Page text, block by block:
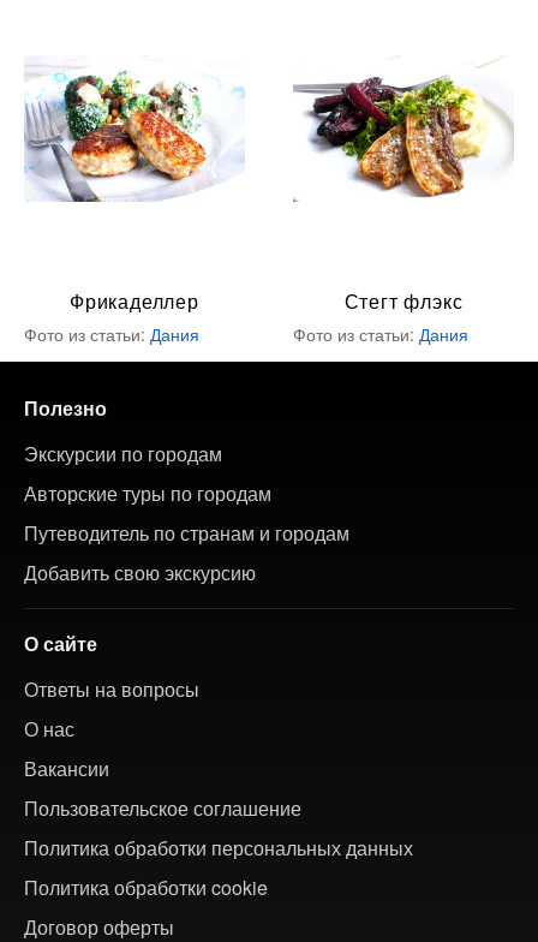
Фрикаделлер
Фото из статьи: Дания
Стегт флэкс
Фото из статьи: Дания
Полезно
Экскурсии по городам
Авторские туры по городам
Путеводитель по странам и городам
Добавить свою экскурсию
О сайте
Ответы на вопросы
О нас
Вакансии
Пользовательское соглашение
Политика обработки персональных данных
Политика обработки cookie
Договор оферты